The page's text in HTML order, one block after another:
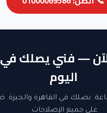
— فني يصلك
اليوم
عملاء 24 ساعة. نصلك في القاهرة
على جميع الإصلاحات.